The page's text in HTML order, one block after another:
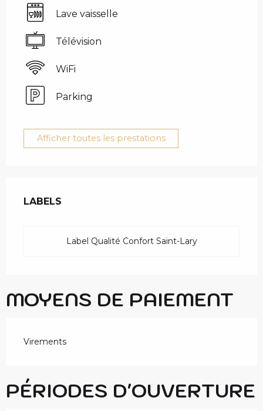
Lave vaisselle
Télévision
WiFi
Parking
Afficher toutes les prestations
LABELS
LABELS
Label Qualité Confort Saint-Lary
MOYENS DE PAIEMENT
Virements
PÉRIODES D'OUVERTURE